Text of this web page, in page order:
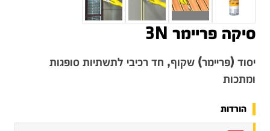
סיקה פריימר 3N
יסוד (פריימר) שקוף, חד רכיבי לתשתיות סופגות
ומתכות
הורדות